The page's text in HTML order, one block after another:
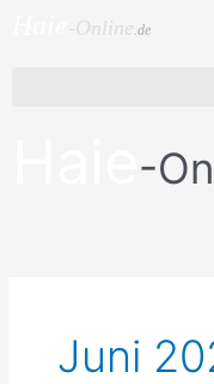
-Online.de
-
Juni